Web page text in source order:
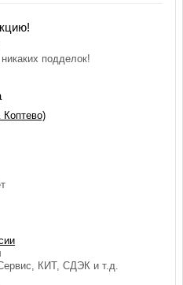
подделок!
КИТ, СДЭК и т.д.